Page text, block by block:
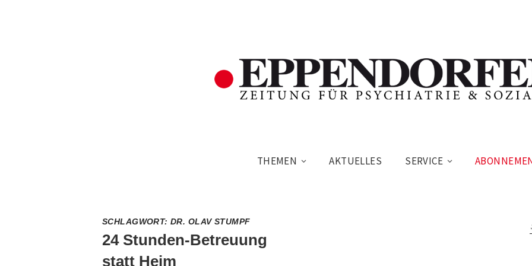
THEMEN AKTUELLES SERVICE
SCHLAGWORT:DR. OLAV STUMPF
24 Stunden-Betreuung
statt Heim